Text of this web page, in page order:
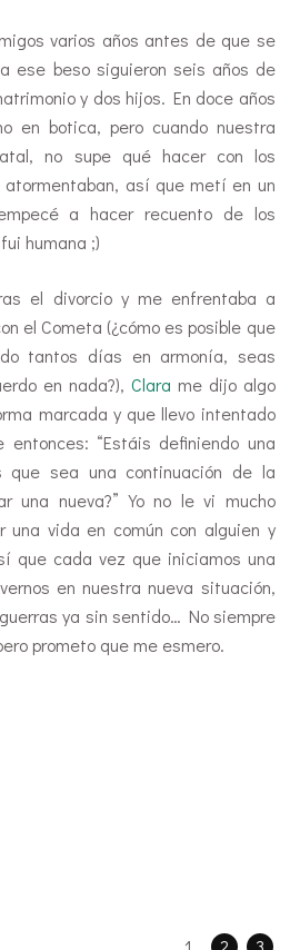
varios años antes de que se
ese beso siguieron seis años de
y dos hijos. En doce años
en botica, pero cuando nuestra
no supe qué hacer con los
así que metí en un
a hacer recuento de los
humana ;)
el divorcio y me enfrentaba a
el Cometa (¿cómo es posible que
tantos días en armonía, seas
en nada?), Clara me dijo algo
marcada y que llevo intentado
“Estáis definiendo una
que sea una continuación de la
una nueva?” Yo no le vi mucho
vida en común con alguien y
que cada vez que iniciamos una
en nuestra nueva situación,
ya sin sentido… No siempre
prometo que me esmero.